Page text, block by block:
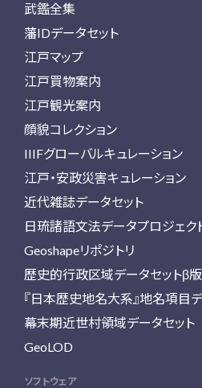
武鑑全集
藩IDデータセット
江戸マップ
江戸買物案内
江戸観光案内
顔貌コレクション
IIIFグローバルキュレーション
江戸・安政災害キュレーション
近代雑誌データセット
日琉諸語文法データプロジェク
Geoshapeリポジトリ
歴史的行政区域データセットβ版
『日本歴史地名大系』地名項目
幕末期近世村領域データセット
GeoLOD
ソフトウェア